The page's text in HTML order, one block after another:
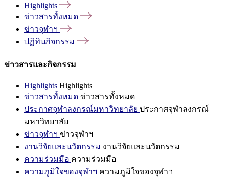
Highlights
ข่าวสารทั้งหมด
ข่าวจุฬาฯ
ปฏิทินกิจกรรม
ข่าวสารและกิจกรรม
Highlights Highlights
ข่าวสารทั้งหมด ข่าวสารทั้งหมด
ประกาศจุฬาลงกรณ์มหาวิทยาลัย ประกาศจุฬาลงกรณ์
มหาวิทยาลัย
ข่าวจุฬาฯ ข่าวจุฬาฯ
งานวิจัยและนวัตกรรม งานวิจัยและนวัตกรรม
ความร่วมมือ ความร่วมมือ
ความภูมิใจของจุฬาฯ ความภูมิใจของจุฬาฯ